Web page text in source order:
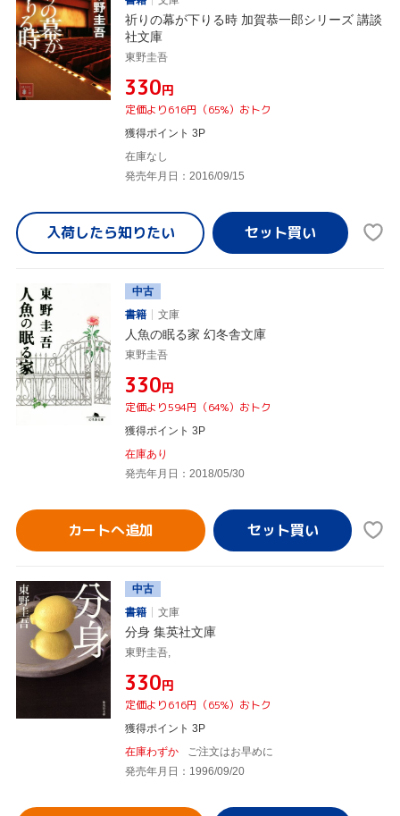
祈りの幕が下りる時 加賀恭一郎シリーズ 講談
社文庫
東野圭吾
¥330円
定価より616円（65%）おトク
獲得ポイント 3P
在庫なし
発売年月日：2016/09/15
入荷したら知りたい
中古
書籍
文庫
人魚の眠る家 幻冬舎文庫
東野圭吾
¥330円
定価より594円（64%）おトク
獲得ポイント 3P
在庫あり
発売年月日：2018/05/30
カートへ追加
中古
書籍
文庫
分身 集英社文庫
東野圭吾,
¥330円
定価より616円（65%）おトク
獲得ポイント 3P
在庫わずか
ご注文はお早めに
発売年月日：1996/09/20